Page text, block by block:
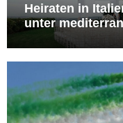
Heiraten in
unter